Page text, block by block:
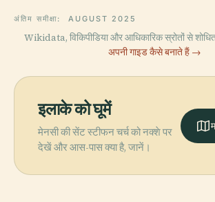
अंतिम समीक्षा: AUGUST 2025
Wikidata, विकिपीडिया और आधिकारिक स्रोतों से शोधित
अपनी गाइड कैसे बनाते हैं →
इलाके को घूमें
मेनसी की सेंट स्टीफन चर्च को नक्शे पर
देखें और आस-पास क्या है, जानें।